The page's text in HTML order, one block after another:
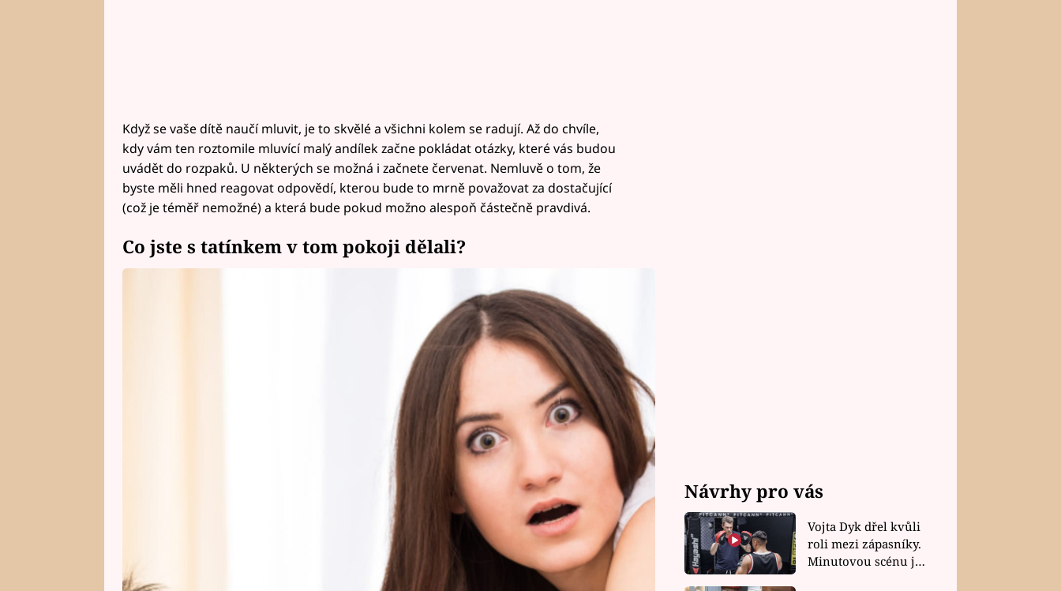
Když se vaše dítě naučí mluvit, je to skvělé a všichni kolem se radují. Až do chvíle,
kdy vám ten roztomile mluvící malý andílek začne pokládat otázky, které vás budou
uvádět do rozpaků. U některých se možná i začnete červenat. Nemluvě o tom, že
byste měli hned reagovat odpovědí, kterou bude to mrně považovat za dostačující
(což je téměř nemožné) a která bude pokud možno alespoň částečně pravdivá.
Co jste s tatínkem v tom pokoji dělali?
Návrhy pro vás
Vojta Dyk dřel kvůli
roli mezi zápasníky.
Minutovou scénu jel